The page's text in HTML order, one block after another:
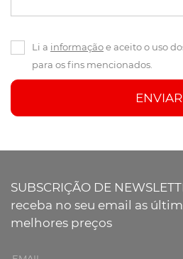
Li a informaçãoe aceito o uso
para os fins mencionados.
ENVIAR
SUBSCRIÇÃO DE
receba no seu email as
melhores preços